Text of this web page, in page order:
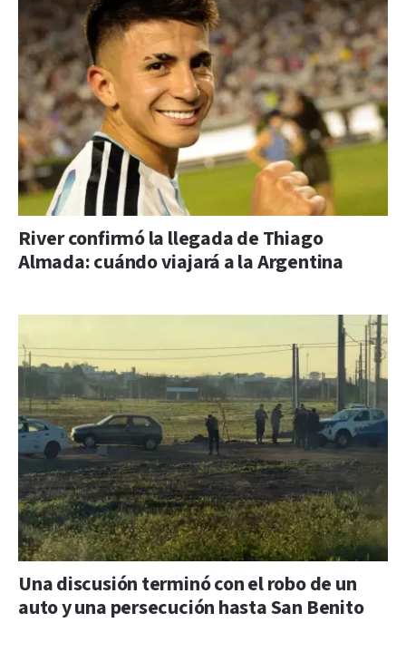
River confirmó la llegada de Thiago
Almada: cuándo viajará a la Argentina
Una discusión terminó con el robo de un
auto y una persecución hasta San Benito